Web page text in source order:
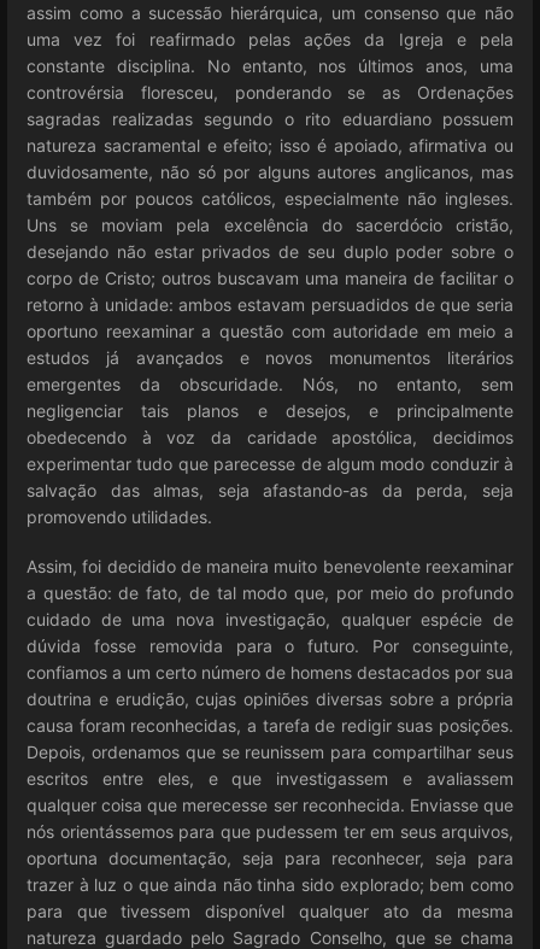
assim como a sucessão hierárquica, um consenso que não
uma vez foi reafirmado pelas ações da Igreja e pela
constante disciplina. No entanto, nos últimos anos, uma
controvérsia floresceu, ponderando se as Ordenações
sagradas realizadas segundo o rito eduardiano possuem
natureza sacramental e efeito; isso é apoiado, afirmativa ou
duvidosamente, não só por alguns autores anglicanos, mas
também por poucos católicos, especialmente não ingleses.
Uns se moviam pela excelência do sacerdócio cristão,
desejando não estar privados de seu duplo poder sobre o
corpo de Cristo; outros buscavam uma maneira de facilitar o
retorno à unidade: ambos estavam persuadidos de que seria
oportuno reexaminar a questão com autoridade em meio a
estudos já avançados e novos monumentos literários
emergentes da obscuridade. Nós, no entanto, sem
negligenciar tais planos e desejos, e principalmente
obedecendo à voz da caridade apostólica, decidimos
experimentar tudo que parecesse de algum modo conduzir à
salvação das almas, seja afastando-as da perda, seja
promovendo utilidades.
Assim, foi decidido de maneira muito benevolente reexaminar
a questão: de fato, de tal modo que, por meio do profundo
cuidado de uma nova investigação, qualquer espécie de
dúvida fosse removida para o futuro. Por conseguinte,
confiamos a um certo número de homens destacados por sua
doutrina e erudição, cujas opiniões diversas sobre a própria
causa foram reconhecidas, a tarefa de redigir suas posições.
Depois, ordenamos que se reunissem para compartilhar seus
escritos entre eles, e que investigassem e avaliassem
qualquer coisa que merecesse ser reconhecida. Enviasse que
nós orientássemos para que pudessem ter em seus arquivos,
oportuna documentação, seja para reconhecer, seja para
trazer à luz o que ainda não tinha sido explorado; bem como
para que tivessem disponível qualquer ato da mesma
natureza guardado pelo Sagrado Conselho, que se chama